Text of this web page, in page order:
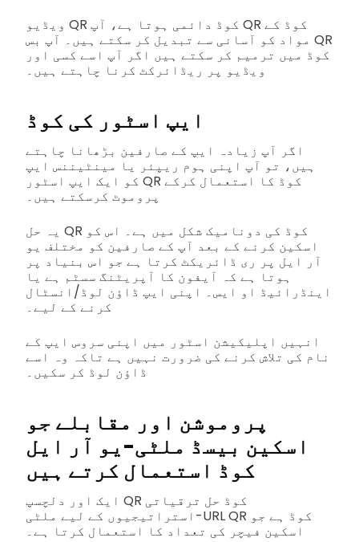
ویڈیو QR کوڈ دائمی ہوتا ہے، آپ QR کوڈ کے
مواد کو آسانی سے تبدیل کر سکتے ہیں۔ آپ بس QR
کوڈ میں ترمیم کر سکتے ہیں اگر آپ اسے کسی اور
ویڈیو پر ریڈائرکٹ کرنا چاہتے ہیں۔
ایپ اسٹور کی کوڈ
اگر آپ زیادہ ایپ کے صارفین بڑھانا چاہتے
ہیں، تو آپ اپنی ہوم ریپئر یا مینٹیننس ایپ
کو ایک ایپ اسٹور QR کوڈ کا استعمال کرکے
پروموٹ کرسکتے ہیں۔
یہ حل QR کوڈ کی دونامیک شکل میں ہے۔ اس کو
اسکین کرنے کے بعد آپ کے صارفین کو مختلف یو
آر ایل پر ری ڈائریکٹ کرتا ہے جو اس بنیاد پر
ہوتا ہے کہ آیفون کا آپریٹنگ سسٹم ہے یا
اینڈرائیڈ او ایس۔ اپنی ایپ ڈاؤن لوڈ/انسٹال
کرنے کے لیے۔
انہیں اپلیکیشن اسٹور میں اپنی سروس ایپ کے
نام کی تلاش کرنے کی ضرورت نہیں ہے تاکہ وہ اسے
ڈاؤن لوڈ کر سکیں۔
پروموشن اور مقابلے جو
اسکین بیسڈ ملٹی-یو آر ایل
کوڈ استعمال کرتے ہیں
ایک اور دلچسپ QR کوڈ حل ترقیاتی
استراتیجیوں کے لیے ملٹی-URL QR کوڈ ہے جو
اسکین فیچر کی تعداد کا استعمال کرتا ہے۔